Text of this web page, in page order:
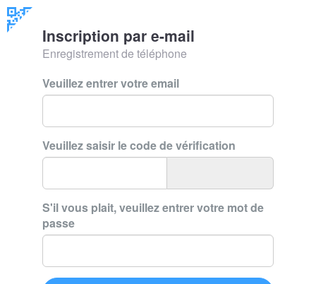
Inscription par e-mail
Enregistrement de téléphone
Veuillez entrer votre email
Veuillez saisir le code de vérification
S'il vous plait, veuillez entrer votre mot de
passe